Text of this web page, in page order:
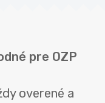
pre OZP
overené a